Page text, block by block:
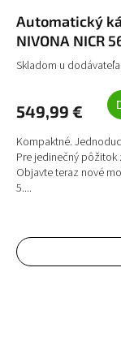
Automatický
NIVONA NICR
Skladom u dodávateľa
549,99 €
Kompaktné.
Pre jedinečný pôžitok
Objavte teraz nové
5....